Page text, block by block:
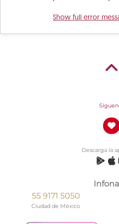
Show full error
Descarga la
55 9171 5050
Ciudad de México